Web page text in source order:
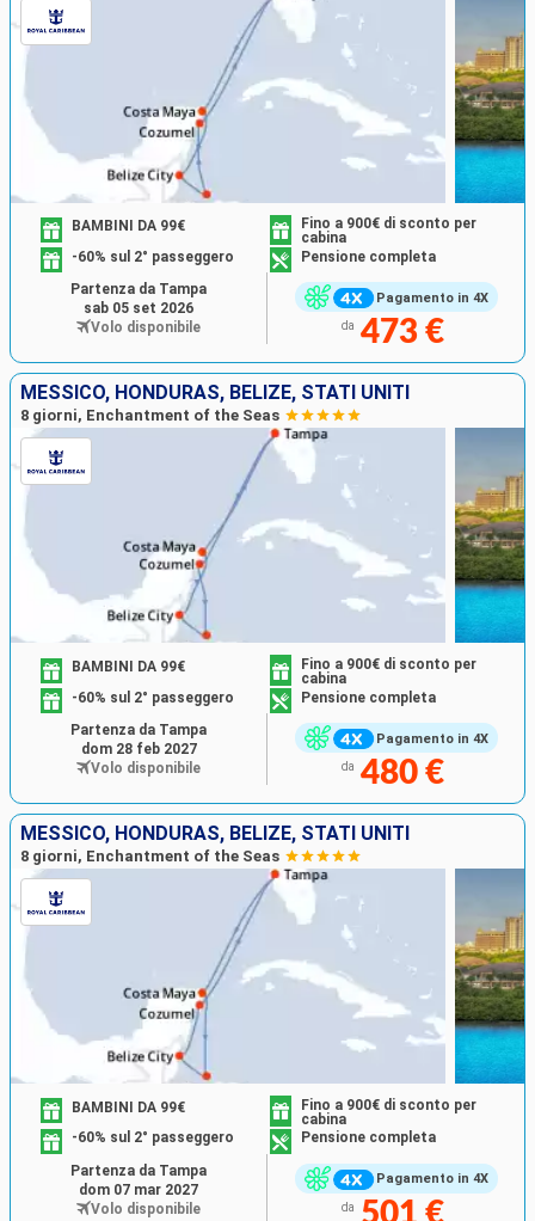
Pagamento in 4X
BAMBINI DA 99€
Fino a 900€ di sconto per
cabina
-60% sul 2° passeggero
Pensione completa
da 473 €
Partenza da Tampa
sab 05 set 2026
Volo disponibile
MESSICO, HONDURAS, BELIZE, STATI UNITI
8 giorni, Enchantment of the Seas
Pagamento in 4X
BAMBINI DA 99€
Fino a 900€ di sconto per
cabina
-60% sul 2° passeggero
Pensione completa
da 480 €
Partenza da Tampa
dom 28 feb 2027
Volo disponibile
MESSICO, HONDURAS, BELIZE, STATI UNITI
8 giorni, Enchantment of the Seas
Pagamento in 4X
BAMBINI DA 99€
Fino a 900€ di sconto per
cabina
-60% sul 2° passeggero
Pensione completa
da 501 €
Partenza da Tampa
dom 07 mar 2027
Volo disponibile